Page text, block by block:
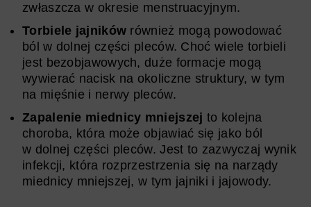
zwłaszcza w okresie menstruacyjnym.
Torbiele jajników również mogą powodować
ból w dolnej części pleców. Choć wiele torbieli
jest bezobjawowych, duże formacje mogą
wywierać nacisk na okoliczne struktury, w tym
na mięśnie i nerwy pleców.
Zapalenie miednicy mniejszej to kolejna
choroba, która może objawiać się jako ból
w dolnej części pleców. Jest to zazwyczaj wynik
infekcji, która rozprzestrzenia się na narządy
miednicy mniejszej, w tym jajniki i jajowody.